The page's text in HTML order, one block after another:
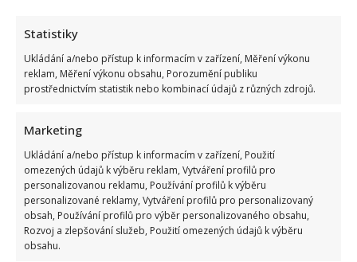
Statistiky
Ukládání a/nebo přístup k informacím v zařízení, Měření výkonu
reklam, Měření výkonu obsahu, Porozumění publiku
prostřednictvím statistik nebo kombinací údajů z různých zdrojů.
Marketing
Ukládání a/nebo přístup k informacím v zařízení, Použití
omezených údajů k výběru reklam, Vytváření profilů pro
personalizovanou reklamu, Používání profilů k výběru
personalizované reklamy, Vytváření profilů pro personalizovaný
obsah, Používání profilů pro výběr personalizovaného obsahu,
Rozvoj a zlepšování služeb, Použití omezených údajů k výběru
obsahu.